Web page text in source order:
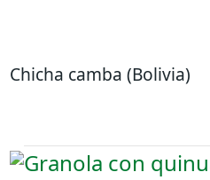
Chicha camba (Bolivia)